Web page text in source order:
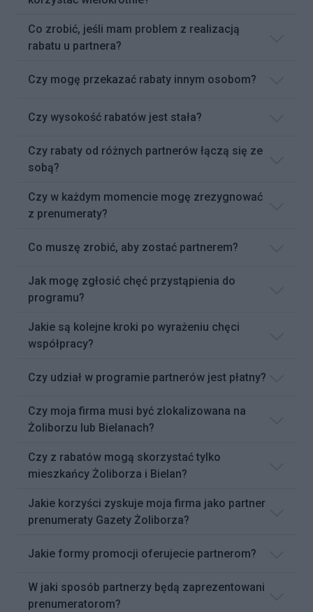
Co zrobić, jeśli mam problem z realizacją
rabatu u partnera?
Czy mogę przekazać rabaty innym osobom?
Czy wysokość rabatów jest stała?
Czy rabaty od różnych partnerów łączą się ze
sobą?
Czy w każdym momencie mogę zrezygnować
z prenumeraty?
Co muszę zrobić, aby zostać partnerem?
Jak mogę zgłosić chęć przystąpienia do
programu?
Jakie są kolejne kroki po wyrażeniu chęci
współpracy?
Czy udział w programie partnerów jest płatny?
Czy moja firma musi być zlokalizowana na
Żoliborzu lub Bielanach?
Czy z rabatów mogą skorzystać tylko
mieszkańcy Żoliborza i Bielan?
Jakie korzyści zyskuje moja firma jako partner
prenumeraty Gazety Żoliborza?
Jakie formy promocji oferujecie partnerom?
W jaki sposób partnerzy będą zaprezentowani
prenumeratorom?